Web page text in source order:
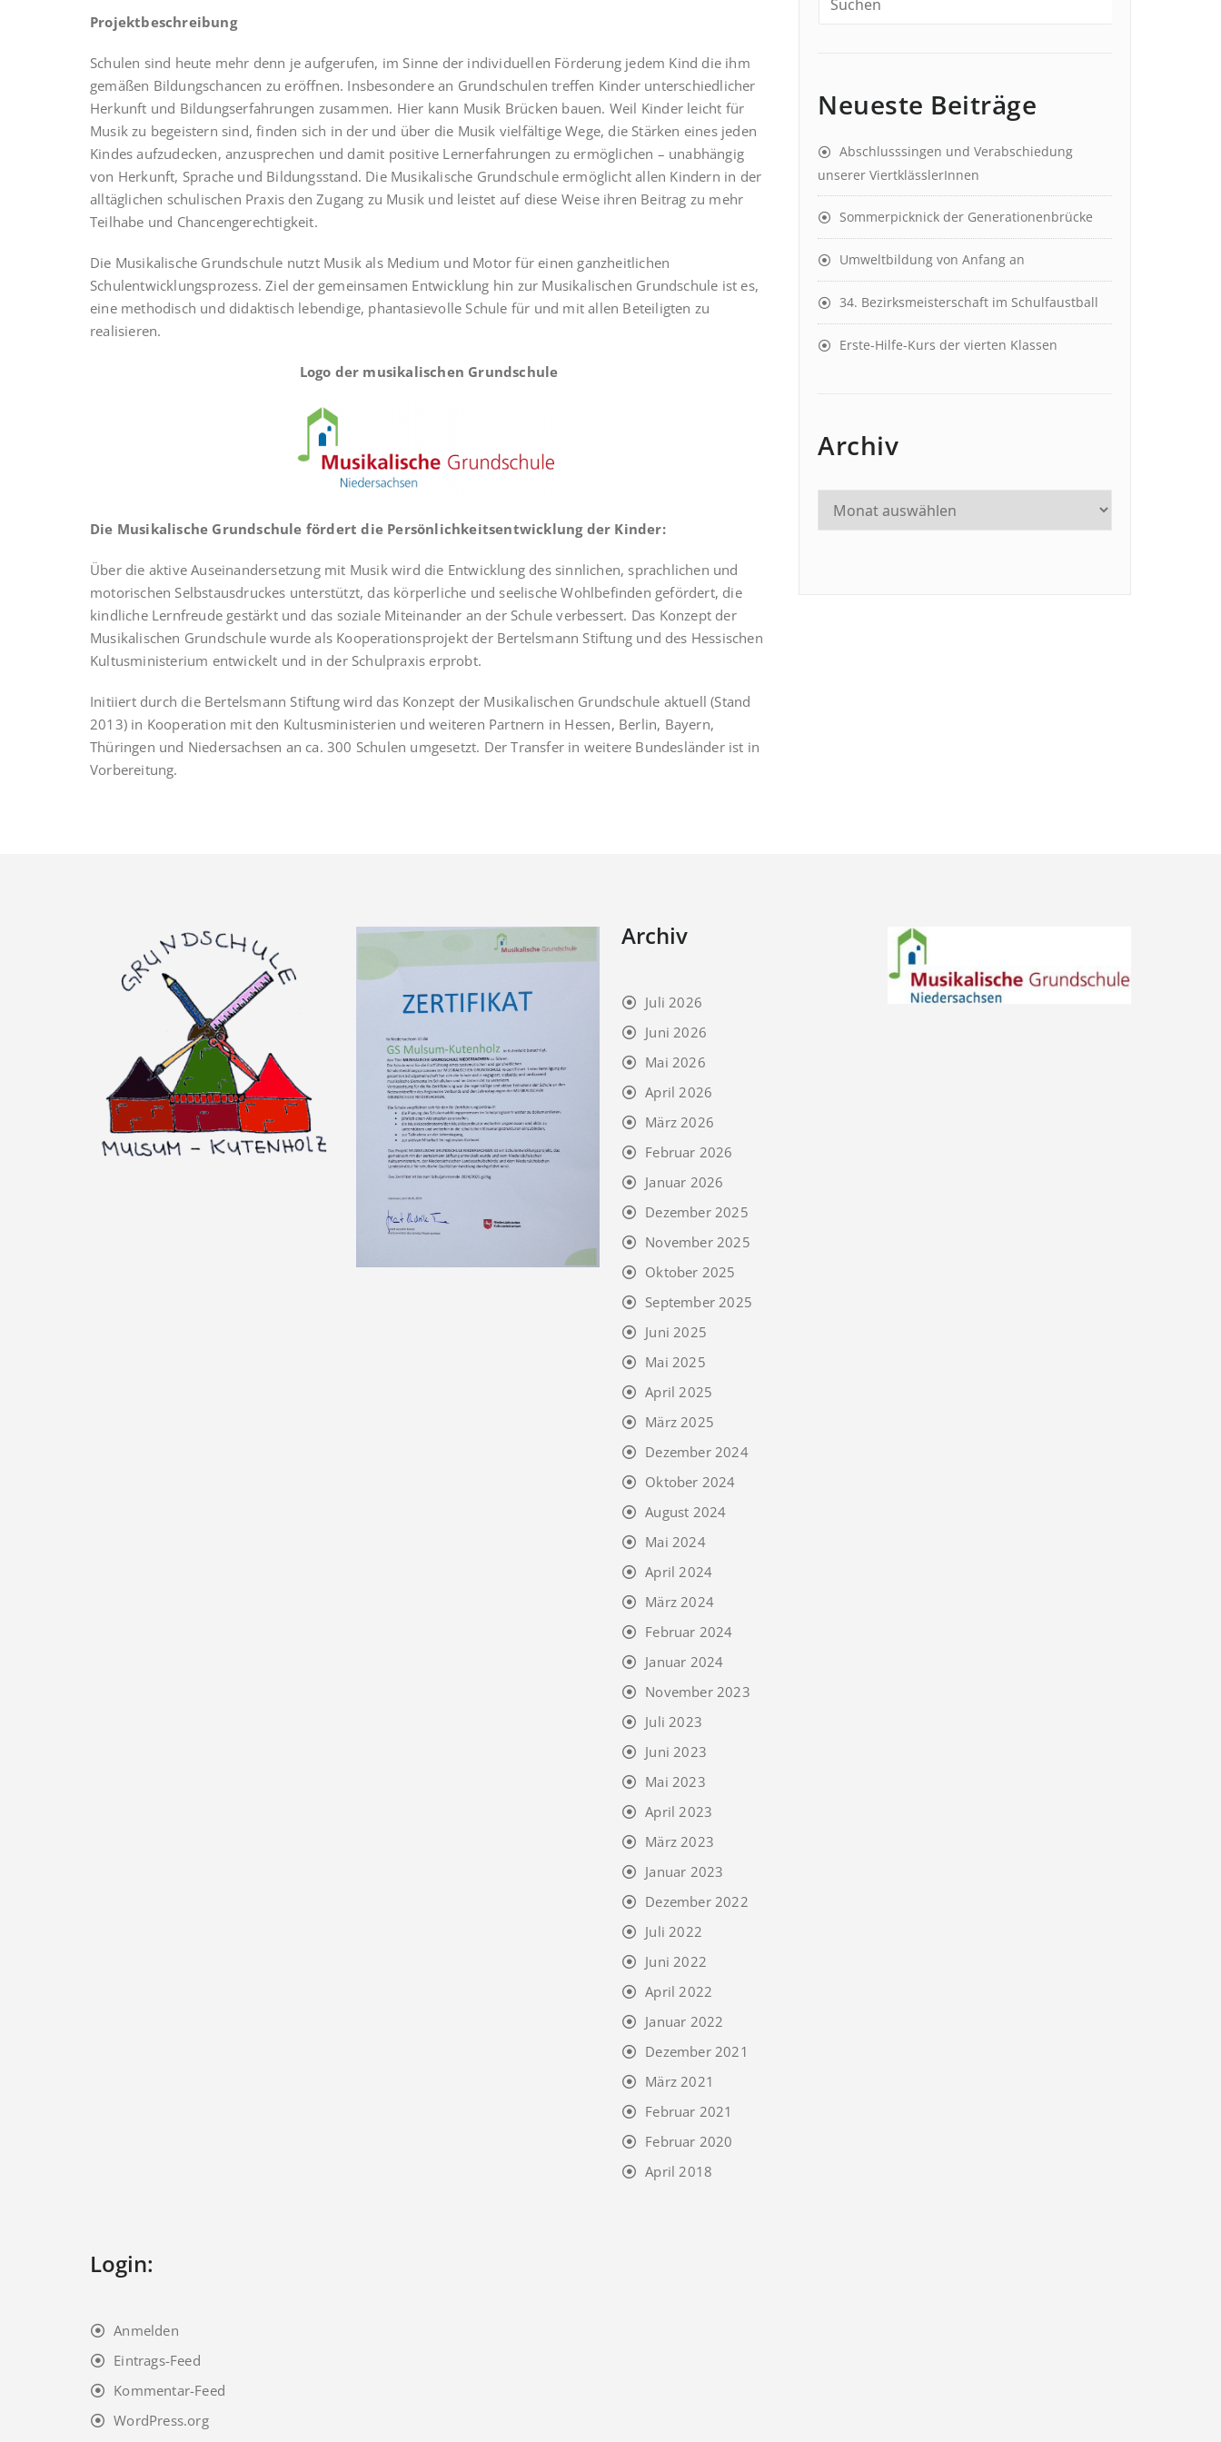
Projektbeschreibung
Schulen sind heute mehr denn je aufgerufen, im Sinne der individuellen Förderung jedem Kind die ihm
gemäßen Bildungschancen zu eröffnen. Insbesondere an Grundschulen treffen Kinder unterschiedlicher
Herkunft und Bildungserfahrungen zusammen. Hier kann Musik Brücken bauen. Weil Kinder leicht für
Musik zu begeistern sind, finden sich in der und über die Musik vielfältige Wege, die Stärken eines jeden
Kindes aufzudecken, anzusprechen und damit positive Lernerfahrungen zu ermöglichen – unabhängig
von Herkunft, Sprache und Bildungsstand. Die Musikalische Grundschule ermöglicht allen Kindern in der
alltäglichen schulischen Praxis den Zugang zu Musik und leistet auf diese Weise ihren Beitrag zu mehr
Teilhabe und Chancengerechtigkeit.
Die Musikalische Grundschule nutzt Musik als Medium und Motor für einen ganzheitlichen
Schulentwicklungsprozess. Ziel der gemeinsamen Entwicklung hin zur Musikalischen Grundschule ist es,
eine methodisch und didaktisch lebendige, phantasievolle Schule für und mit allen Beteiligten zu
realisieren.
Logo der musikalischen Grundschule
Die Musikalische Grundschule fördert die Persönlichkeitsentwicklung der Kinder:
Über die aktive Auseinandersetzung mit Musik wird die Entwicklung des sinnlichen, sprachlichen und
motorischen Selbstausdruckes unterstützt, das körperliche und seelische Wohlbefinden gefördert, die
kindliche Lernfreude gestärkt und das soziale Miteinander an der Schule verbessert. Das Konzept der
Musikalischen Grundschule wurde als Kooperationsprojekt der Bertelsmann Stiftung und des Hessischen
Kultusministerium entwickelt und in der Schulpraxis erprobt.
Initiiert durch die Bertelsmann Stiftung wird das Konzept der Musikalischen Grundschule aktuell (Stand
2013) in Kooperation mit den Kultusministerien und weiteren Partnern in Hessen, Berlin, Bayern,
Thüringen und Niedersachsen an ca. 300 Schulen umgesetzt. Der Transfer in weitere Bundesländer ist in
Vorbereitung.
Neueste Beiträge
Abschlusssingen und Verabschiedung
unserer ViertklässlerInnen
Sommerpicknick der Generationenbrücke
Umweltbildung von Anfang an
34. Bezirksmeisterschaft im Schulfaustball
Erste-Hilfe-Kurs der vierten Klassen
Archiv
Archiv
Juli 2026
Juni 2026
Mai 2026
April 2026
März 2026
Februar 2026
Januar 2026
Dezember 2025
November 2025
Oktober 2025
September 2025
Juni 2025
Mai 2025
April 2025
März 2025
Dezember 2024
Oktober 2024
August 2024
Mai 2024
April 2024
März 2024
Februar 2024
Januar 2024
November 2023
Juli 2023
Juni 2023
Mai 2023
April 2023
März 2023
Januar 2023
Dezember 2022
Juli 2022
Juni 2022
April 2022
Januar 2022
Dezember 2021
März 2021
Februar 2021
Februar 2020
April 2018
Login:
Anmelden
Eintrags-Feed
Kommentar-Feed
WordPress.org